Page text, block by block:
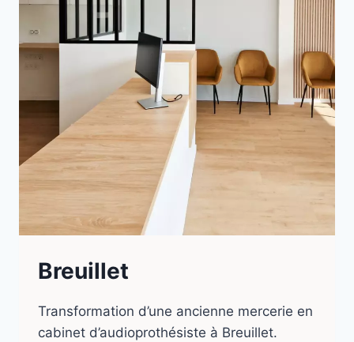
Breuillet
Transformation d’une ancienne mercerie en
cabinet d’audioprothésiste à Breuillet.